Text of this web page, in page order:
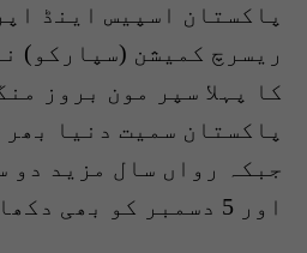
پاکستان اسپیس اینڈ
ریسرچ کمیشن (سپارکو)
پاکستان سمیت دنیا
اور 5 دسمبر کو بھی دکھائی دیں گے۔